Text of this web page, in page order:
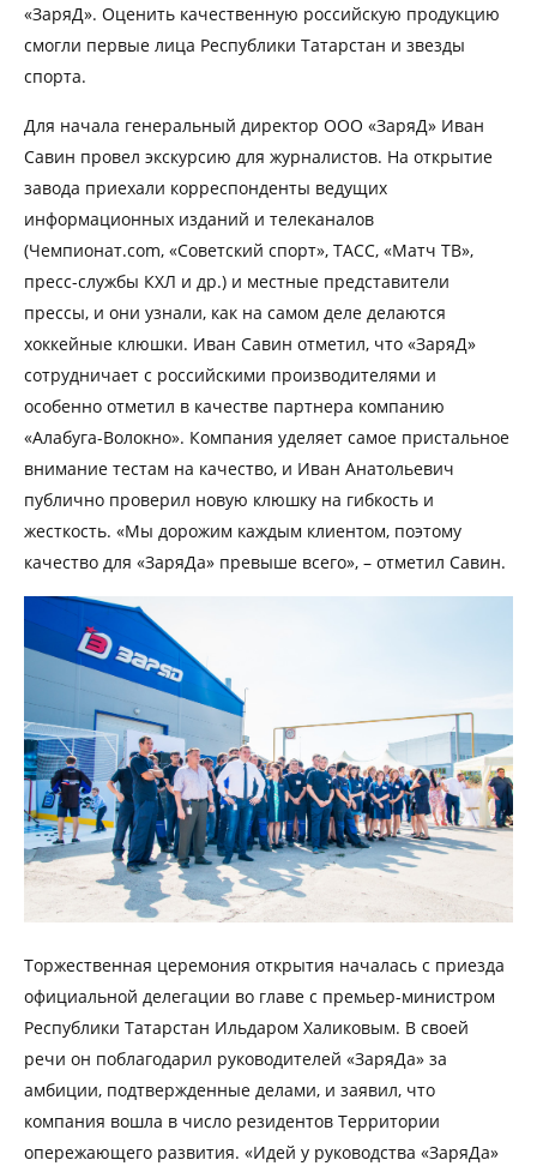
«ЗаряД». Оценить качественную российскую продукцию
смогли первые лица Республики Татарстан и звезды
спорта.
Для начала генеральный директор ООО «ЗаряД» Иван
Савин провел экскурсию для журналистов. На открытие
завода приехали корреспонденты ведущих
информационных изданий и телеканалов
(Чемпионат.com, «Советский спорт», ТАСС, «Матч ТВ»,
пресс-службы КХЛ и др.) и местные представители
прессы, и они узнали, как на самом деле делаются
хоккейные клюшки. Иван Савин отметил, что «ЗаряД»
сотрудничает с российскими производителями и
особенно отметил в качестве партнера компанию
«Алабуга-Волокно». Компания уделяет самое пристальное
внимание тестам на качество, и Иван Анатольевич
публично проверил новую клюшку на гибкость и
жесткость. «Мы дорожим каждым клиентом, поэтому
качество для «ЗаряДа» превыше всего», – отметил Савин.
Торжественная церемония открытия началась с приезда
официальной делегации во главе с премьер-министром
Республики Татарстан Ильдаром Халиковым. В своей
речи он поблагодарил руководителей «ЗаряДа» за
амбиции, подтвержденные делами, и заявил, что
компания вошла в число резидентов Территории
опережающего развития. «Идей у руководства «ЗаряДа»